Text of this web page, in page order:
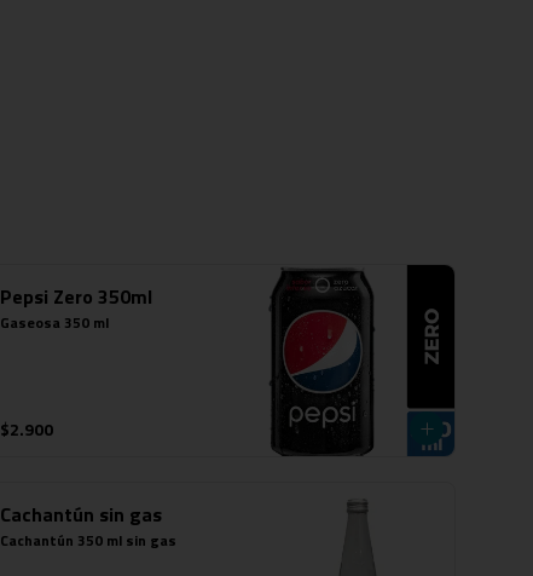
Pepsi Zero 350ml
Gaseosa 350 ml
$2.900
Cachantún sin gas
Cachantún 350 ml sin gas